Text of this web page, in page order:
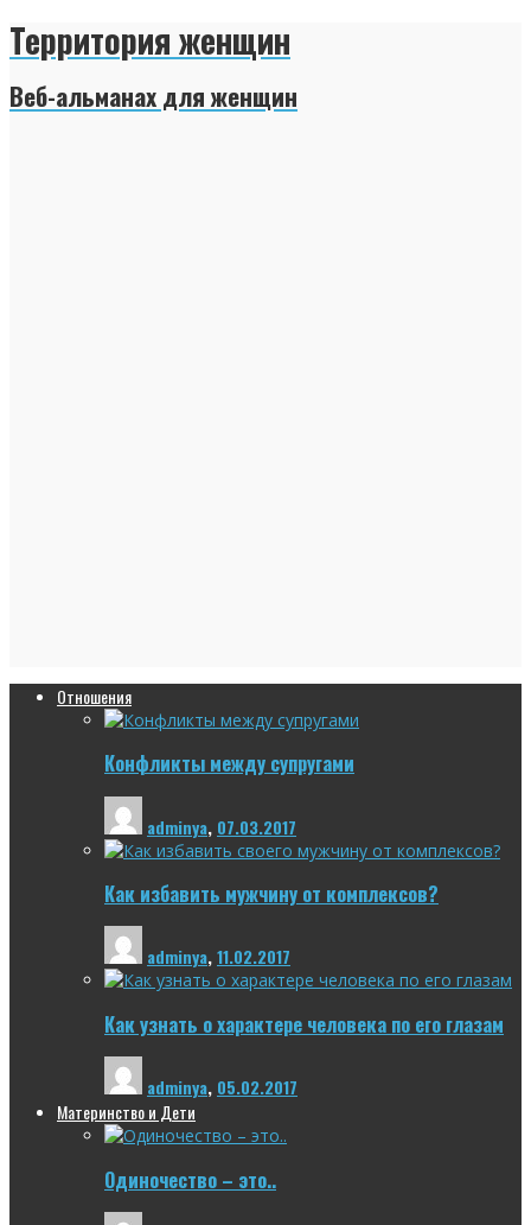
Территория женщин
Веб-альманах для женщин
Отношения
Конфликты между супругами
adminya, 07.03.2017
Как избавить мужчину от комплексов?
adminya,11.02.2017
Как узнать о характере человека по его глазам
adminya, 05.02.2017
Материнство и Дети
Одиночество – это..